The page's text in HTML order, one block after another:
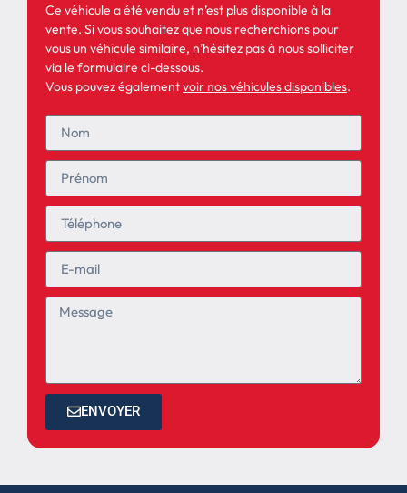
Ce véhicule a été vendu et n’est plus disponible à la
vente. Si vous souhaitez que nous recherchions pour
vous un véhicule similaire, n’hésitez pas à nous solliciter
via le formulaire ci-dessous.
Vous pouvez égalementvoir nos véhicules disponibles.
ENVOYER